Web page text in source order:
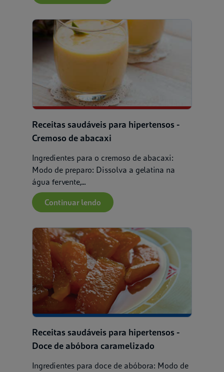
Aplicar Limpar
Receitas saudáveis para hipertensos -
Cremoso de abacaxi
Ingredientes para o cremoso de abacaxi:
Modo de preparo: Dissolva a gelatina na
água fervente,...
Continuar lendo
Receitas saudáveis para hipertensos -
Doce de abóbora caramelizado
Ingredientes para doce de abóbora: Modo de